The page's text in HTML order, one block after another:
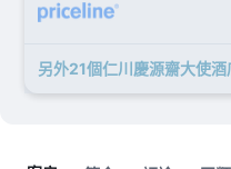
另外21個仁川慶源齋大使酒